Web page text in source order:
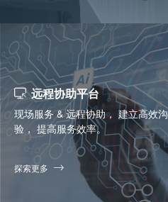
远程协助平台
现场服务 & 远程协助， 建立高效
验， 提高服务效率。
探索更多